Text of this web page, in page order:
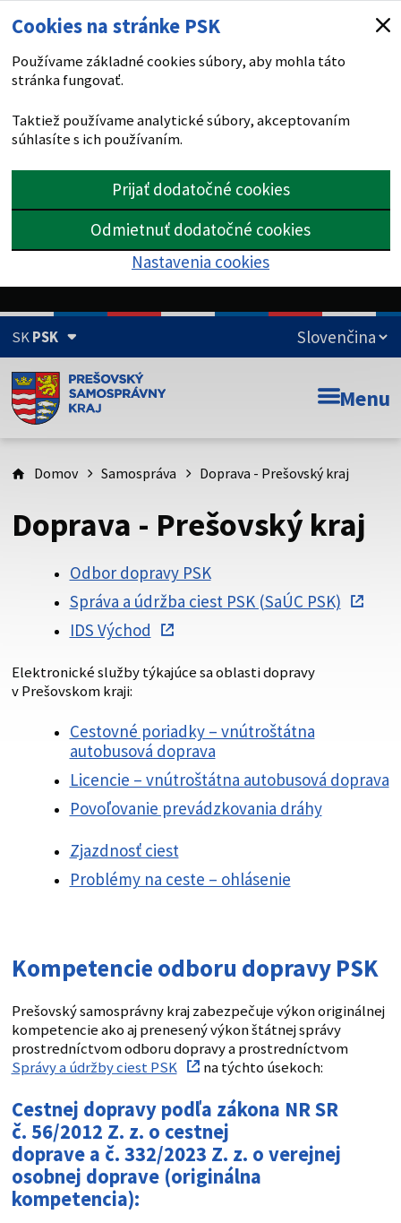
Cookies na stránke PSK
Používame základné cookies súbory, aby mohla táto
stránka fungovať.
Taktiež používame analytické súbory, akceptovaním
súhlasíte s ich používaním.
Prijať dodatočné cookies
Odmietnuť dodatočné cookies
Nastavenia cookies
SKPSK
Doména psk.sk je oficiálna
Toto je oficiálna webová stránka Prešovského
psk.sk.
Buďte pozorní a vždy sa uistite, že zdieľate informácie iba
cez zabezpečenú webovú stránku. Zabezpečená stránka
vždy začína https:// pred názvom domény webového sídla.
Menu
Domov Samospráva Doprava - Prešovský kraj
Doprava - Prešovský kraj
Odbor dopravy PSK
Správa a údržba ciest PSK (SaÚC PSK)
IDS Východ
Elektronické služby týkajúce sa oblasti dopravy
v Prešovskom kraji:
Cestovné poriadky – vnútroštátna
autobusová doprava
Licencie – vnútroštátna autobusová doprava
Povoľovanie prevádzkovania dráhy
Zjazdnosť ciest
Problémy na ceste – ohlásenie
Kompetencie odboru dopravy PSK
Prešovský samosprávny kraj zabezpečuje výkon originálnej
kompetencie ako aj prenesený výkon štátnej správy
prostredníctvom odboru dopravy a prostredníctvom
Správy a údržby ciest PSK
na týchto úsekoch:
Cestnej dopravy podľa zákona NR SR
č. 56/2012 Z. z. o cestnej
doprave a č. 332/2023 Z. z. o verejnej
osobnej doprave (originálna
kompetencia):